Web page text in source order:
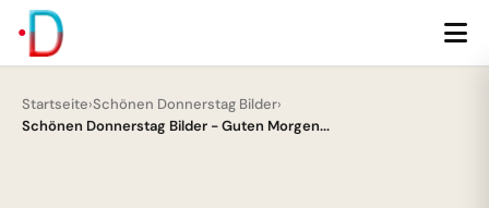
Startseite›Schönen Donnerstag Bilder›
Schönen Donnerstag Bilder - Guten Morgen...